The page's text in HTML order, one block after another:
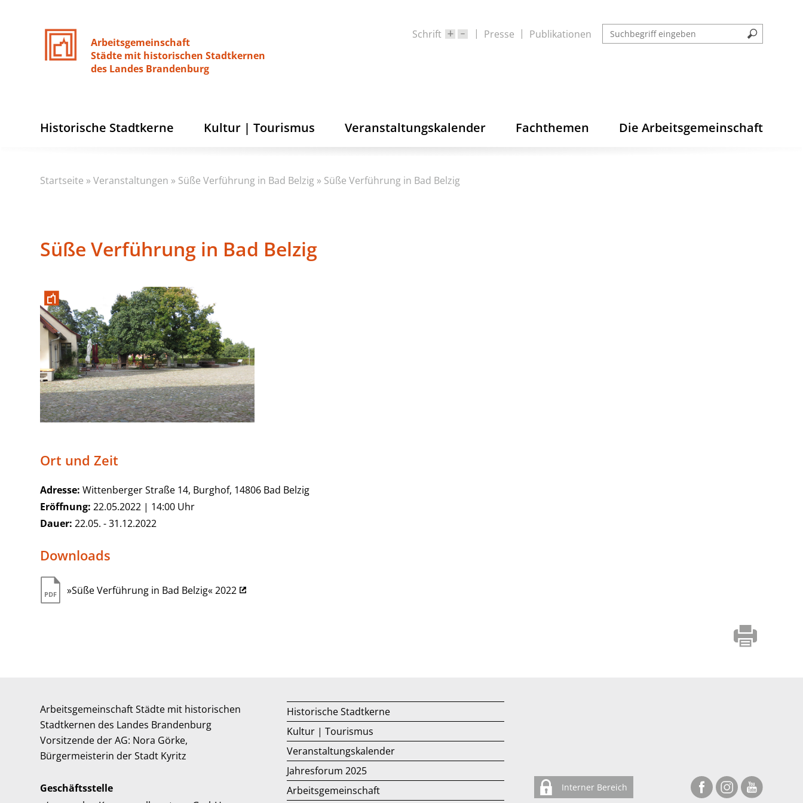
Arbeitsgemeinschaft
Städte mit historischen Stadtkernen
des Landes Brandenburg
Schrift Presse Publikationen
Historische Stadtkerne Kultur | Tourismus Veranstaltungskalender Fachthemen Die Arbeitsgemeinschaft
Startseite »Veranstaltungen » Süße Verführung in Bad Belzig » Süße Verführung in Bad Belzig
Süße Verführung in Bad Belzig
Ort und Zeit
Adresse: Wittenberger Straße 14, Burghof, 14806 Bad Belzig
Eröffnung: 22.05.2022 | 14:00 Uhr
Dauer: 22.05. - 31.12.2022
Downloads
»Süße Verführung in Bad Belzig« 2022
Arbeitsgemeinschaft Städte mit historischen
Stadtkernen des Landes Brandenburg
Vorsitzende der AG: Nora Görke,
Bürgermeisterin der Stadt Kyritz
Geschäftsstelle
Historische Stadtkerne
Kultur | Tourismus
Veranstaltungskalender
Jahresforum 2025
Arbeitsgemeinschaft
Interner Bereich